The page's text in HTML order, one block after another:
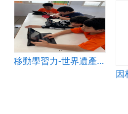
移動學習力-世界遺產在我腳下